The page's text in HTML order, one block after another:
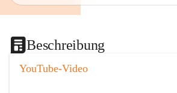
Beschreibung
YouTube-Video